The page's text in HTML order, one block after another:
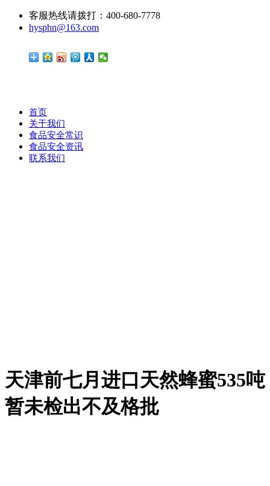
客服热线请拨打：400-680-7778
hysphn@163.com
首页
关于我们
食品安全常识
食品安全资讯
联系我们
天津前七月进口天然蜂蜜535吨
暂未检出不及格批